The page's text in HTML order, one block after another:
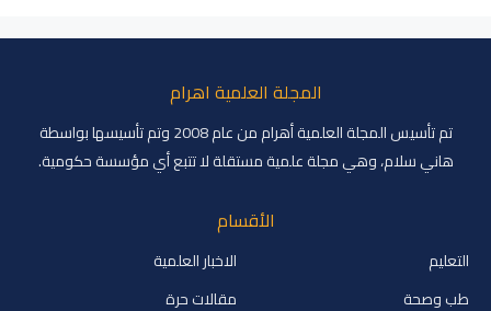
المجلة العلمية اهرام
تم تأسيس المجلة العلمية أهرام من عام 2008 وتم تأسيسها بواسطة
هاني سلام، وهي مجلة علمية مستقلة لا تتبع أي مؤسسة حكومية.
الأقسام
التعليم
الاخبار العلمية
طب وصحة
مقالات حرة